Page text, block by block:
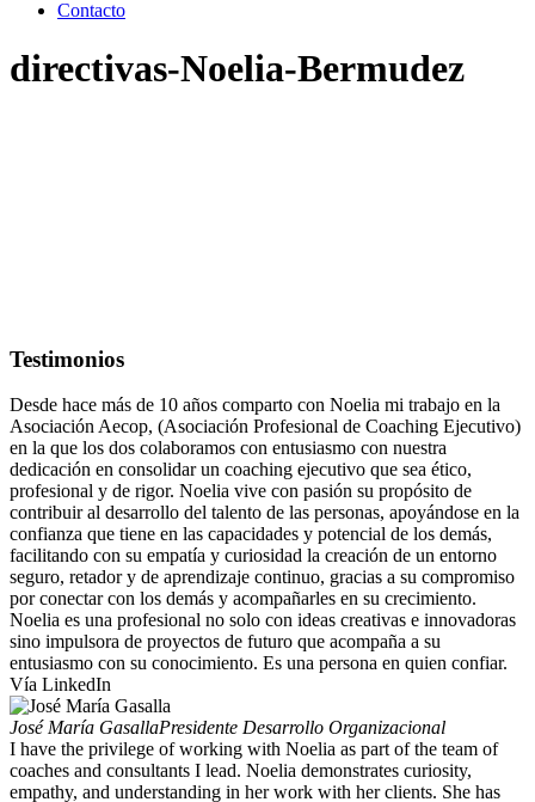
Contacto
directivas-Noelia-Bermudez
Testimonios
Desde hace más de 10 años comparto con Noelia mi trabajo en la
Asociación Aecop, (Asociación Profesional de Coaching Ejecutivo)
en la que los dos colaboramos con entusiasmo con nuestra
dedicación en consolidar un coaching ejecutivo que sea ético,
profesional y de rigor. Noelia vive con pasión su propósito de
contribuir al desarrollo del talento de las personas, apoyándose en la
confianza que tiene en las capacidades y potencial de los demás,
facilitando con su empatía y curiosidad la creación de un entorno
seguro, retador y de aprendizaje continuo, gracias a su compromiso
por conectar con los demás y acompañarles en su crecimiento.
Noelia es una profesional no solo con ideas creativas e innovadoras
sino impulsora de proyectos de futuro que acompaña a su
entusiasmo con su conocimiento. Es una persona en quien confiar.
Vía LinkedIn
José María GasallaPresidente Desarrollo Organizacional
I have the privilege of working with Noelia as part of the team of
coaches and consultants I lead. Noelia demonstrates curiosity,
empathy, and understanding in her work with her clients. She has